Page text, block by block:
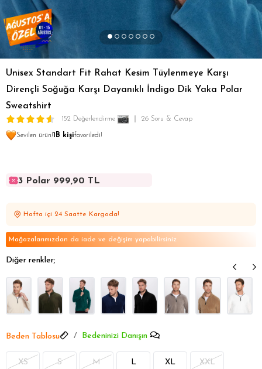
Unisex Standart Fit Rahat Kesim Tüylenmeye Karşı
Dirençli Soğuğa Karşı Dayanıklı İndigo Dik Yaka Polar
Sweatshirt
152 Değerlendirme 26 Soru & Cevap
Sevilen ürün!1B kişifavoriledi!
3 Polar 999,90 TL
3 Polar 999,90 TL
Hafta içi 24 Saatte Kargoda!
Mağazalarımızdan da iade ve değişim yapabilirsiniz
Diğer renkler;
Beden Tablosu Bedeninizi Danışın
XS S M L XL XXL